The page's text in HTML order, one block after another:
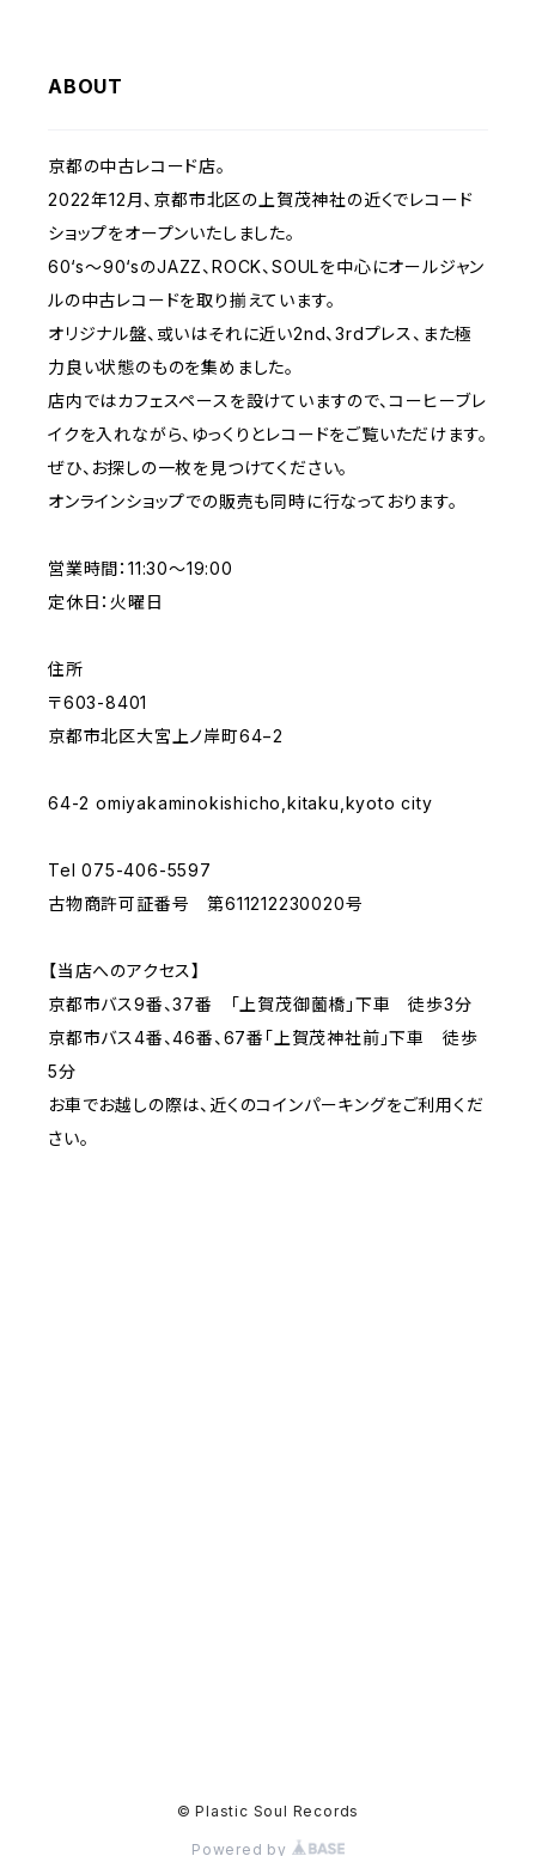
ABOUT
京都の中古レコード店。
2022年12月、京都市北区の上賀茂神社の近くでレコード
ショップをオープンいたしました。
60‘s〜90‘sのJAZZ、ROCK、SOULを中心にオールジャン
ルの中古レコードを取り揃えています。
オリジナル盤、或いはそれに近い2nd、3rdプレス、また極
力良い状態のものを集めました。
店内ではカフェスペースを設けていますので、コーヒーブレ
イクを入れながら、ゆっくりとレコードをご覧いただけます。
ぜひ、お探しの一枚を見つけてください。
オンラインショップでの販売も同時に行なっております。
営業時間：11:30〜19:00
定休日：火曜日
住所
〒603-8401
京都市北区大宮上ノ岸町64−2
64-2 omiyakaminokishicho,kitaku,kyoto city
Tel 075-406-5597
古物商許可証番号 第611212230020号
【当店へのアクセス】
京都市バス9番、37番 「上賀茂御薗橋」下車 徒歩3分
京都市バス4番、46番、67番「上賀茂神社前」下車 徒歩
5分
お車でお越しの際は、近くのコインパーキングをご利用くだ
さい。
© Plastic Soul Records
Powered by